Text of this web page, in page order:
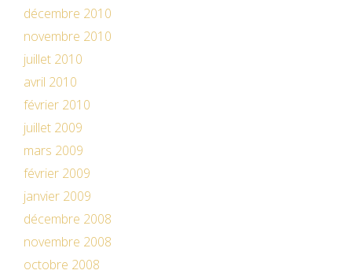
décembre 2010
novembre 2010
juillet 2010
avril 2010
février 2010
juillet 2009
mars 2009
février 2009
janvier 2009
décembre 2008
novembre 2008
octobre 2008